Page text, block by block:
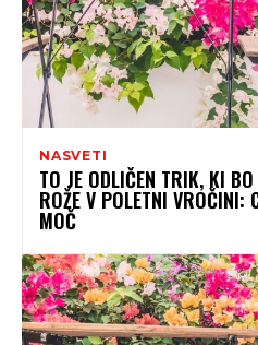
NASVETI
TO JE ODLIČEN TRIK, KI
ROŽE V POLETNI VROČINI:
MOČ